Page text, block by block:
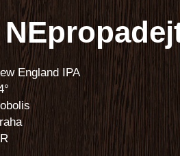
England IPA